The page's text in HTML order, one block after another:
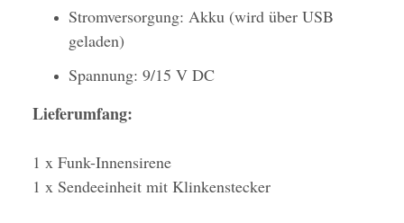
Stromversorgung: Akku (wird über USB
geladen)
Spannung: 9/15 V DC
Lieferumfang:
1 x Funk-Innensirene
1 x Sendeeinheit mit Klinkenstecker